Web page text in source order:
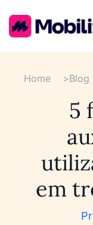
Home >Blog
5
em